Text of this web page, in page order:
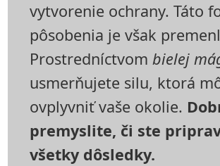
vytvorenie ochrany. Táto
pôsobenia je však
Prostredníctvom bielej
usmerňujete silu, ktorá
ovplyvniť vaše okolie.
premyslite, či ste
všetky dôsledky.